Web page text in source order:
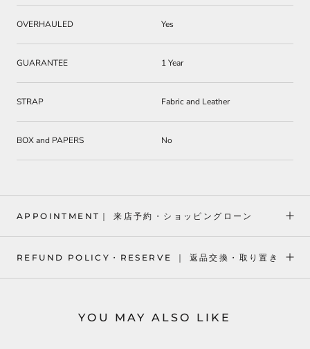
OVERHAULED Yes
GUARANTEE 1 Year
STRAP Fabric and Leather
BOX and PAPERS No
APPOINTMENT｜ 来店予約・ショッピングローン
REFUND POLICY・RESERVE ｜ 返品交換・取り置き
YOU MAY ALSO LIKE